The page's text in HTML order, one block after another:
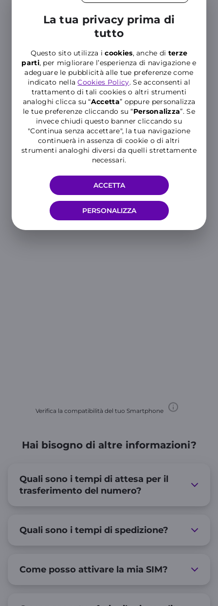
La tua privacy prima di
tutto
Questo sito utilizza icookies, anche di terze
parti, per migliorare l’esperienza di navigazione e
adeguare le pubblicità alle tue preferenze come
indicato nellaCookies Policy. Se acconsenti al
trattamento di tali cookies o altri strumenti
analoghi clicca su “Accetta” oppure personalizza
le tue preferenze cliccando su “Personalizza”. Se
invece chiudi questo banner cliccando su
"Continua senza accettare", la tua navigazione
continuerà in assenza di cookie o di altri
strumenti analoghi diversi da quelli strettamente
necessari.
PERSONALIZZA
ACCETTA
l'assistenza
L'App tra le
più
apprezzate
Sconti e regali con
WINDAY
Verifica la compatibilità del tuo Smartphone
Hai bisogno di altre informazioni?
Quali sono i tempi di attesa per il
trasferimento del numero?
Quali sono i tempi di spedizione?
Come posso attivare la mia SIM?